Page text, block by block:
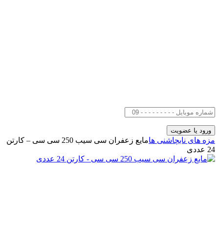
مزه های نابچاشنی ها
مایع زعفران سی سیب 250 سی سی – کارتن
24 عددی